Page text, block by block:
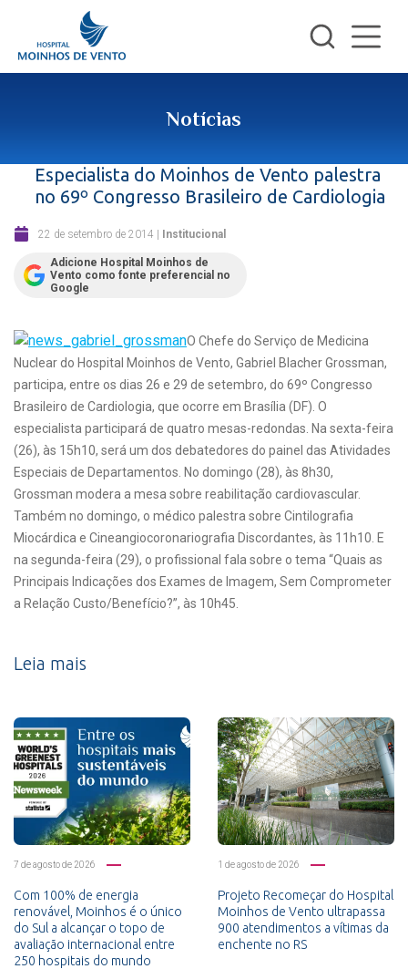
Notícias
Especialista do Moinhos de Vento palestra
no 69º Congresso Brasileiro de Cardiologia
22 de setembro de 2014 | Institucional
Adicione Hospital Moinhos de
Vento como fonte preferencial no
Google
O Chefe do Serviço de Medicina
Nuclear do Hospital Moinhos de Vento, Gabriel Blacher Grossman,
participa, entre os dias 26 e 29 de setembro, do 69º Congresso
Brasileiro de Cardiologia, que ocorre em Brasília (DF). O
especialista participará de quatro mesas-redondas. Na sexta-feira
(26), às 15h10, será um dos debatedores do painel das Atividades
Especiais de Departamentos. No domingo (28), às 8h30,
Grossman modera a mesa sobre reabilitação cardiovascular.
Também no domingo, o médico palestra sobre Cintilografia
Miocárdica e Cineangiocoronariografia Discordantes, às 11h10. E
na segunda-feira (29), o profissional fala sobre o tema “Quais as
Principais Indicações dos Exames de Imagem, Sem Comprometer
a Relação Custo/Benefício?”, às 10h45.
Leia mais
7 de agosto de 2026
Com 100% de energia
renovável, Moinhos é o único
do Sul a alcançar o topo de
avaliação internacional entre
250 hospitais do mundo
1 de agosto de 2026
Projeto Recomeçar do Hospital
Moinhos de Vento ultrapassa
900 atendimentos a vítimas da
enchente no RS